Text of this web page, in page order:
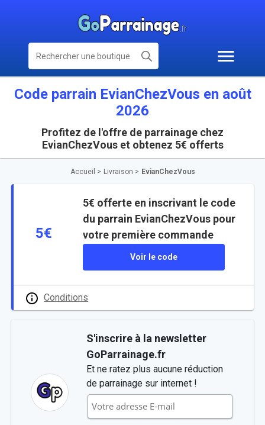
Code parrain EvianChezVous en août
2026
Profitez de l'offre de parrainage chez
EvianChezVous et obtenez 5€ offerts
Accueil > Livraison > EvianChezVous
5€
5€ offerte en inscrivant le code
du parrain EvianChezVous pour
votre première commande
Voir le code
Conditions
S'inscrire à la newsletter
GoParrainage.fr
Et ne ratez plus aucune réduction
de parrainage sur internet !